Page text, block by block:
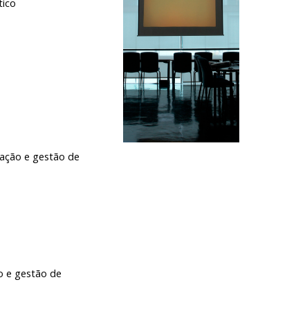
e gestão de
e gestão de